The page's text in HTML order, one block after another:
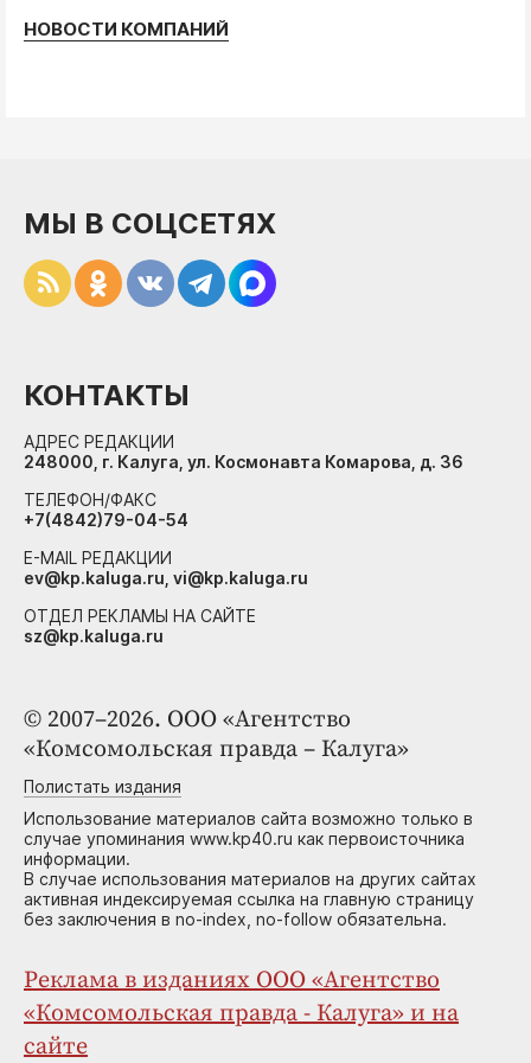
НОВОСТИ КОМПАНИЙ
© 2007–2026. ООО «Агентство
«Комсомольская правда – Калуга»
Полистать издания
Использование материалов сайта возможно только в
случае упоминания www.kp40.ru как первоисточника
информации.
В случае использования материалов на других сайтах
активная индексируемая ссылка на главную страницу
без заключения в no-index, no-follow обязательна.
Реклама в изданиях ООО «Агентство
«Комсомольская правда - Калуга» и на
сайте
МЫ В СОЦСЕТЯХ
КОНТАКТЫ
АДРЕС РЕДАКЦИИ
248000, г. Калуга, ул. Космонавта Комарова, д. 36
ТЕЛЕФОН/ФАКС
+7(4842)79-04-54
E-MAIL РЕДАКЦИИ
ev@kp.kaluga.ru, vi@kp.kaluga.ru
ОТДЕЛ РЕКЛАМЫ НА САЙТЕ
sz@kp.kaluga.ru